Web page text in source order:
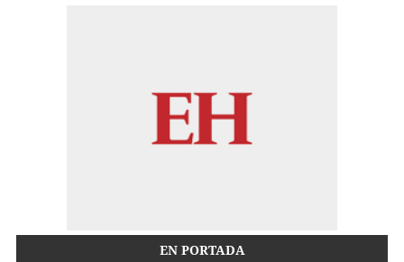
EN PORTADA